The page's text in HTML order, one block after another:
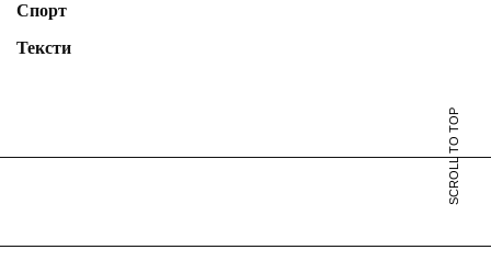
Спорт
Тексти
SCROLL TO TOP